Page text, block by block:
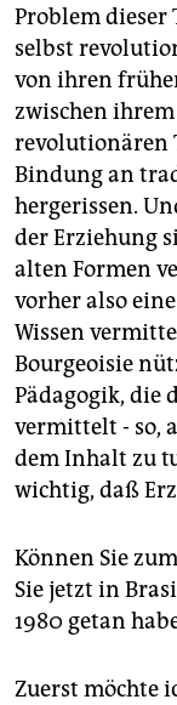
Problem
selbst
von ihren
zwischen
revolutionären
Bindung an
hergerissen.
der Erziehung
alten Formen
vorher also
Wissen
Bourgeoisie
Pädagogik, die
vermittelt - so,
dem Inhalt zu
wichtig, daß
Können Sie
Sie jetzt in
1980 getan
Zuerst möchte